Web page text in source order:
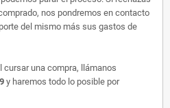
nos pondremos en contacto
del mismo más sus gastos de
cursar una compra, llámanos
y haremos todo lo posible por